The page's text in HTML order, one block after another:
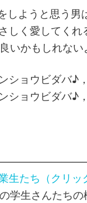
しようと思う
しく愛してく
いかもしれない
ショウビダバ♪
ショウビダバ♪
生たち（クリ
の学生さんたち